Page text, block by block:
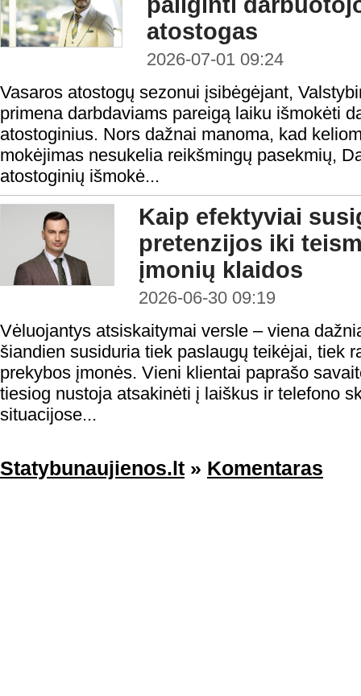
atostogas
2026-07-01 09:24
Vasaros atostogų sezonui įsibėgėjant,
primena darbdaviams pareigą laiku išmokėti
atostoginius. Nors dažnai manoma, kad
mokėjimas nesukelia reikšmingų pasekmių,
atostoginių išmokė...
Kaip efektyviai
pretenzijos iki
įmonių klaidos
2026-06-30 09:19
Vėluojantys atsiskaitymai versle – viena
šiandien susiduria tiek paslaugų teikėjai, tiek
prekybos įmonės. Vieni klientai paprašo
tiesiog nustoja atsakinėti į laiškus ir telefono
situacijose...
Statybunaujienos.lt » Komentaras